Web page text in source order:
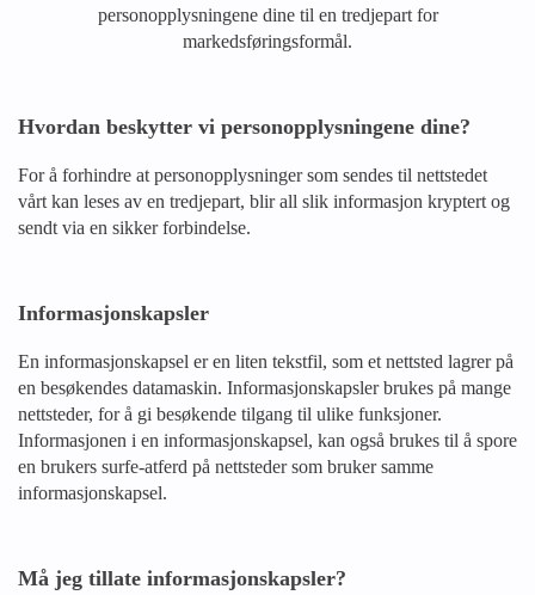
personopplysningene dine til en tredjepart for
markedsføringsformål.
Hvordan beskytter vi personopplysningene dine?
For å forhindre at personopplysninger som sendes til nettstedet
vårt kan leses av en tredjepart, blir all slik informasjon kryptert og
sendt via en sikker forbindelse.
Informasjonskapsler
En informasjonskapsel er en liten tekstfil, som et nettsted lagrer på
en besøkendes datamaskin. Informasjonskapsler brukes på mange
nettsteder, for å gi besøkende tilgang til ulike funksjoner.
Informasjonen i en informasjonskapsel, kan også brukes til å spore
en brukers surfe-atferd på nettsteder som bruker samme
informasjonskapsel.
Må jeg tillate informasjonskapsler?